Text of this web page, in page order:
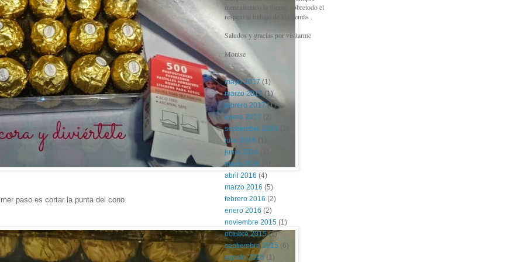
paso es cortar la punta del cono
mencionando la fuente, sobretodo el
respeto al trabajo de los demás .
Saludos y gracias por visitarme
Montse
mayo 2017(1)
marzo 2017(1)
febrero 2017(1)
enero 2017
septiembre 2016
julio 2016
junio 2016
mayo 2016
abril 2016 (4)
marzo 2016 (5)
febrero 2016 (2)
enero 2016 (2)
noviembre 2015 (1)
octubre 2015(1)
septiembre 2015 (6)
agosto 2015 (1)